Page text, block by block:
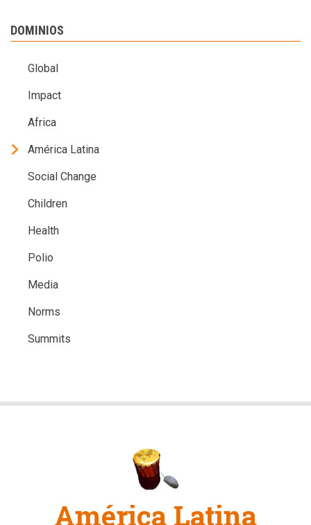
DOMINIOS
Global
Impact
Africa
América Latina
Social Change
Children
Health
Polio
Media
Norms
Summits
América Latina